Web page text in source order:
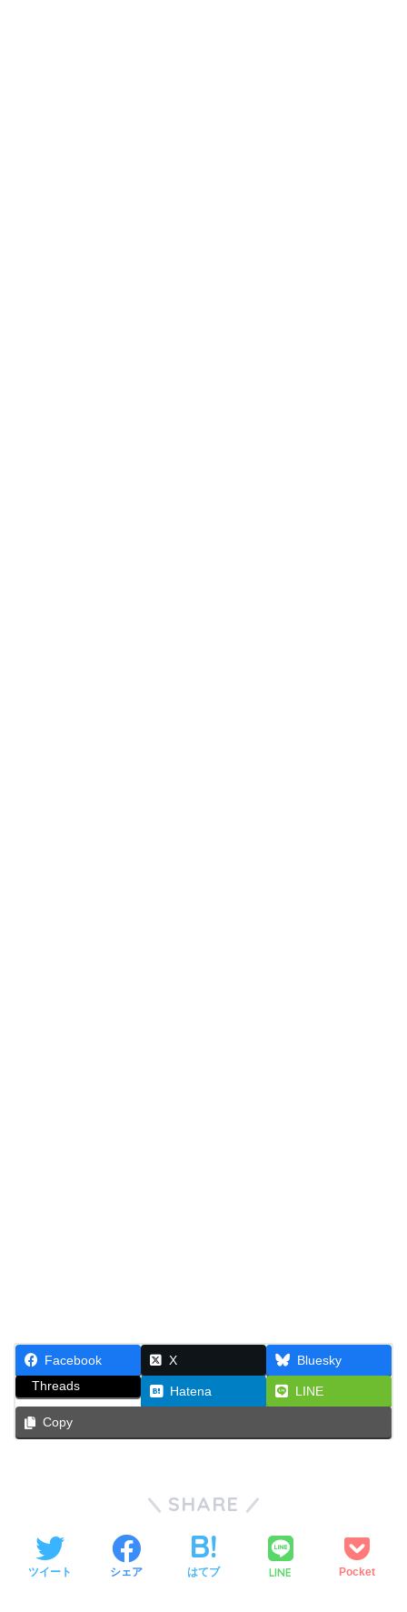
Facebook X
Bluesky
Threads
Hatena LINE
Copy
SHARE
ツイート シェア はてブ LINE Pocket